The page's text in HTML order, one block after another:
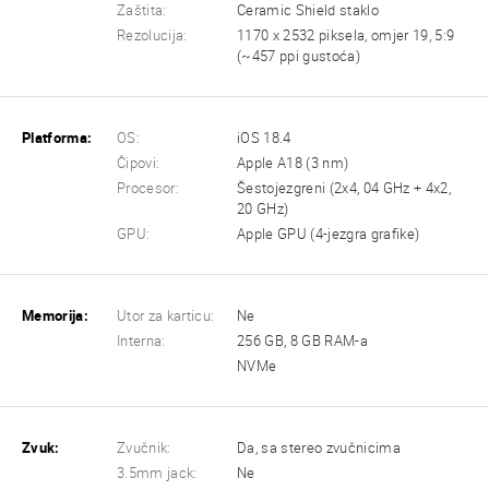
Zaštita:
Ceramic Shield staklo
Rezolucija:
1170 x 2532 piksela, omjer 19, 5:9
(~457 ppi gustoća)
Platforma: OS:
iOS 18.4
Čipovi:
Apple A18 (3 nm)
Procesor:
Šestojezgreni (2x4, 04 GHz + 4x2,
20 GHz)
GPU:
Apple GPU (4-jezgra grafike)
Memorija: Utor za karticu:
Ne
Interna:
256 GB, 8 GB RAM-a
NVMe
Zvuk: Zvučnik:
Da, sa stereo zvučnicima
3.5mm jack:
Ne